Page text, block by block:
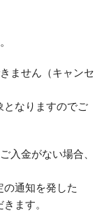
ません（キャンセ
なりますのでご
入金がない場合、
通知を発した
ます。